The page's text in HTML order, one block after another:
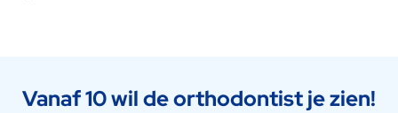
Vanaf 10 wil de orthodontist je zien!